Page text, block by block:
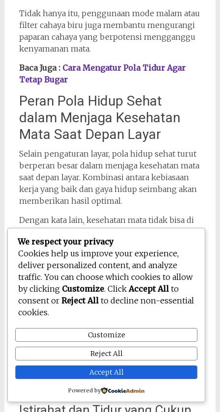
Tidak hanya itu, penggunaan mode malam atau
filter cahaya biru juga membantu mengurangi
paparan cahaya yang berpotensi mengganggu
kenyamanan mata.
Baca Juga : Cara Mengatur Pola Tidur Agar
Tetap Bugar
Peran Pola Hidup Sehat
dalam Menjaga Kesehatan
Mata Saat Depan Layar
Selain pengaturan layar, pola hidup sehat turut
berperan besar dalam menjaga kesehatan mata
saat depan layar. Kombinasi antara kebiasaan
kerja yang baik dan gaya hidup seimbang akan
memberikan hasil optimal.
Dengan kata lain, kesehatan mata tidak bisa di
keseluruhan.
Konsumsi Makanan yang Baik
untuk Kesehatan Mata
Asupan nutrisi sangat memengaruhi kesehatan
mata. Vitamin A, lutein, dan omega-3 terbukti
seperti wortel, bayam, ikan, dan telur dapat
menjadi pilihan yang tepat.
Lebih jauh lagi, konsumsi air yang cukup
membantu menjaga kelembapan mata secara
We respect your privacy
Cookies help us improve your experience,
deliver personalized content, and analyze
traffic. You can choose which cookies to allow
by clicking Customize. ClickAccept All to
consent or Reject All to decline non-essential
cookies.
Customize
Reject All
Accept All
Powered by